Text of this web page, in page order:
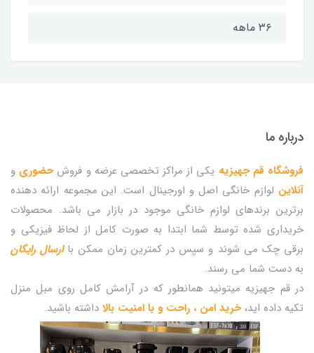
۳۶ ماهه
درباره ما
فروشگاه قم جهیزیه یکی از مراکز تخصصی عرضه و فروشحضوری و
آنلاین لوازم خانگی اصل و اورجینال است. این مجموعه ارائه دهنده
برترین برندهای لوازم خانگی موجود در بازار می باشد. محصولات
خریداری شده توسط شما ابتدا به صورت کامل از لحاظ فیزیکی و
برقی چک می شوند و سپس در کمترین زمان ممکن با ارسال رایگان
به دست شما می رسند.
در قم جهیزیه میتونید همانطور که در آرامش کامل روی مبل منزل
تکیه داده اید،خرید امن ، راحت و با امنیت بالا داشته باشید.